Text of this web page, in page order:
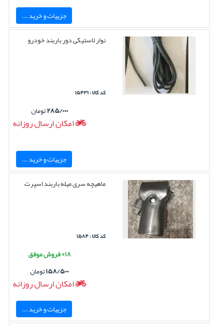
جزییات و خرید ...
نوار لاستیکی دور باربند خودرو
کد کالا : ۱۵۴۳۱
۲۸۵/۰۰۰تومان
امکان ارسال روزانه
جزییات و خرید ...
ماهیچه سری میله باربند اسپرت
کد کالا : ۱۵۸۴
۱۸+ فروش موفق
۱۵۸/۵۰۰تومان
امکان ارسال روزانه
جزییات و خرید ...